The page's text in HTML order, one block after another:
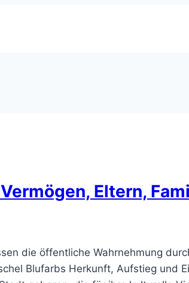
Eltern,
die öffentliche Wahrnehmung
Blufarbs Herkunft, Aufstieg und